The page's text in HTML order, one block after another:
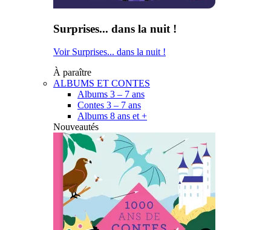
Surprises... dans la nuit !
Voir Surprises... dans la nuit !
À paraître
ALBUMS ET CONTES
Albums 3 – 7 ans
Contes 3 – 7 ans
Albums 8 ans et +
Nouveautés